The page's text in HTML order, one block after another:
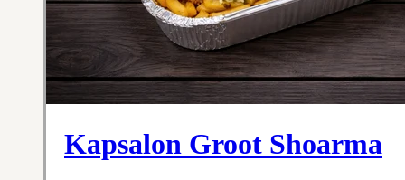
Kapsalon Groot Shoarma